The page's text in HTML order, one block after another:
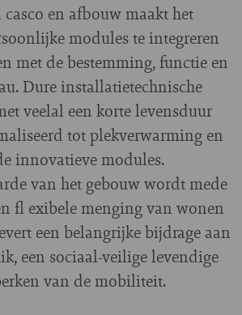
en afbouw maakt het
modules te integreren
met de bestemming, functie en
Dure installatietechnische
veelal een korte levensduur
tot plekverwarming en
innovatieve modules.
van het gebouw wordt mede
fl exibele menging van wonen
een belangrijke bijdrage aan
een sociaal-veilige levendige
van de mobiliteit.